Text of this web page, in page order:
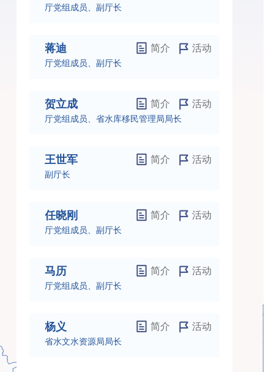
厅党组成员、副厅长
蒋迪 简介 活动
厅党组成员、副厅长
贺立成 简介 活动
厅党组成员、省水库移民管理局局长
王世军 简介 活动
副厅长
任晓刚 简介 活动
厅党组成员、副厅长
马历 简介 活动
厅党组成员、副厅长
杨义 简介 活动
省水文水资源局局长